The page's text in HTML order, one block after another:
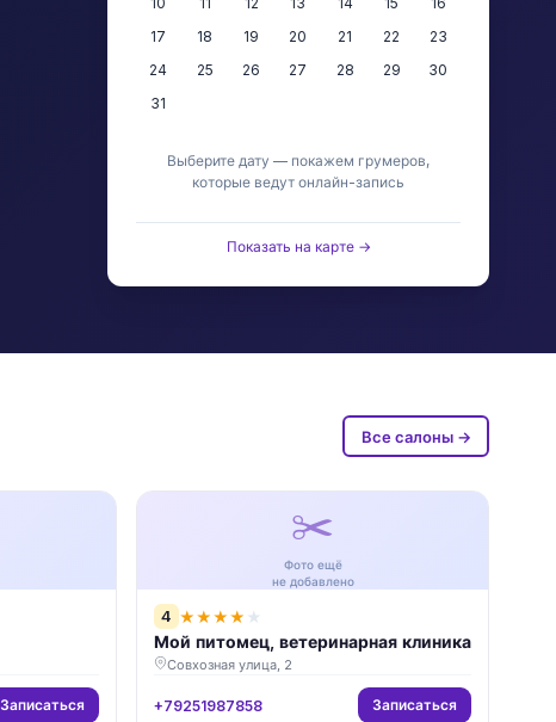
17
18 19 20 21 22
23
24
25 26 27 28 29
30
31
Выберите дату — покажем грумеров,
которые ведут онлайн-запись
Показать на карте →
Все салоны →
Записаться
✂️
Фото ещё
не добавлено
4 ★★★★ ★
Мой питомец, ветеринарная клиника
Совхозная улица, 2
+79251987858 Записаться